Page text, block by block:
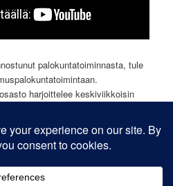
palokuntatoiminnasta, tule
harjoittelee keskiviikkoisin
koputtelemaan pihan
kuutta. Lisää ohjeita löydät
mukaan-toimintaan/